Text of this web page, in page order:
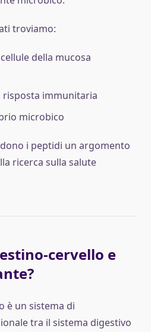
troviamo:
della mucosa
risposta immunitaria
microbico
i peptidi un argomento
ricerca sulla salute
cervello e
è un sistema di
tra il sistema digestivo